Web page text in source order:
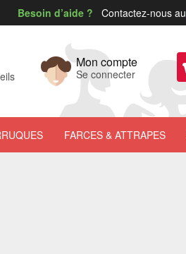
Besoin d’aide ? Contactez-nous au
Mon compte
Se connecter
FARCES & ATTRAPES